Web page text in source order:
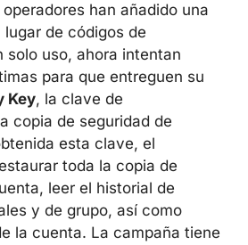
operadores han añadido una
de códigos de
solo uso, ahora intentan
para que entreguen su
Key, la clave de
copia de seguridad de
esta clave, el
toda la copia de
leer el historial de
y de grupo, así como
la cuenta. La campaña tiene